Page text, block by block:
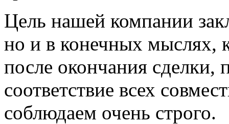
Цель нашей компании
но и в конечных мыслях,
после окончания сделки,
соответствие всех
соблюдаем очень строго.